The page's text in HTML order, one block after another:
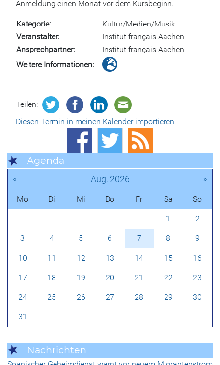
Anmeldung einen Monat vor dem Kursbeginn.
Kategorie
Kultur/Medien/Musik
Veranstalter
Institut français Aachen
Ansprechpartner
Institut français Aachen
Weitere Informationen
Teilen:
Diesen Termin in meinen Kalender importieren
Agenda
« Aug. 2026 »
Mo Di Mi Do Fr Sa So
1 2
3 4 5 6 7 8 9
10 11 12 13 14 15 16
17 18 19 20 21 22 23
24 25 26 27 28 29 30
31
Nachrichten